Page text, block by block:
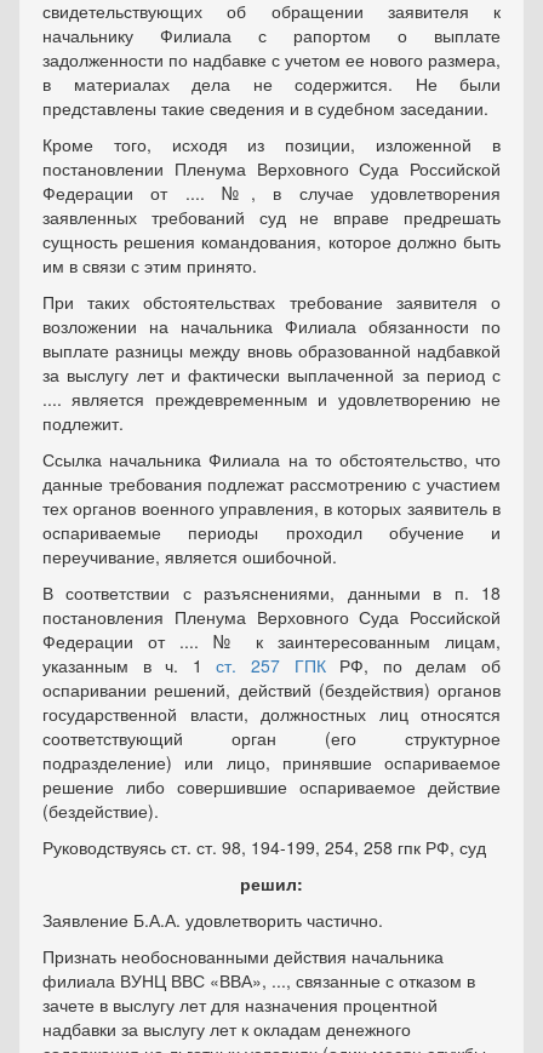
свидетельствующих об обращении заявителя к
начальнику Филиала с рапортом о выплате
задолженности по надбавке с учетом ее нового размера,
в материалах дела не содержится. Не были
представлены такие сведения и в судебном заседании.
Кроме того, исходя из позиции, изложенной в
постановлении Пленума Верховного Суда Российской
Федерации от .... №, в случае удовлетворения
заявленных требований суд не вправе предрешать
сущность решения командования, которое должно быть
им в связи с этим принято.
При таких обстоятельствах требование заявителя о
возложении на начальника Филиала обязанности по
выплате разницы между вновь образованной надбавкой
за выслугу лет и фактически выплаченной за период с
.... является преждевременным и удовлетворению не
подлежит.
Ссылка начальника Филиала на то обстоятельство, что
данные требования подлежат рассмотрению с участием
тех органов военного управления, в которых заявитель в
оспариваемые периоды проходил обучение и
переучивание, является ошибочной.
В соответствии с разъяснениями, данными в п. 18
постановления Пленума Верховного Суда Российской
Федерации от .... № к заинтересованным лицам,
указанным в ч. 1ст. 257 ГПКРФ, по делам об
оспаривании решений, действий (бездействия) органов
государственной власти, должностных лиц относятся
соответствующий орган (его структурное
подразделение) или лицо, принявшие оспариваемое
решение либо совершившие оспариваемое действие
(бездействие).
Руководствуясь ст. ст. 98, 194-199, 254, 258 гпк РФ, суд
решил:
Заявление Б.А.А. удовлетворить частично.
Признать необоснованными действия начальника
филиала ВУНЦ ВВС «ВВА», ..., связанные с отказом в
зачете в выслугу лет для назначения процентной
надбавки за выслугу лет к окладам денежного